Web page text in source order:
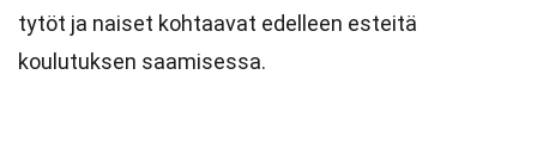
tytöt ja naiset kohtaavat edelleen esteitä
koulutuksen saamisessa.